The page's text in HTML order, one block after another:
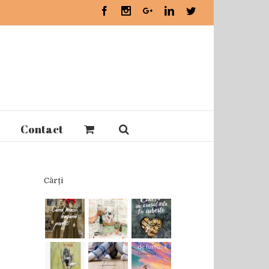
FacebookInstagramGoogle+LinkedinTwitter
Contact
Cărți